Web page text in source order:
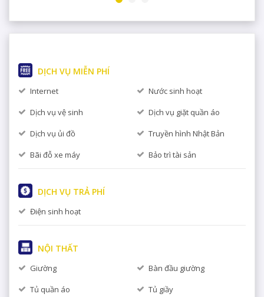
DỊCH VỤ MIỄN PHÍ
Internet
Nước sinh hoạt
Dịch vụ vệ sinh
Dịch vụ giặt quần áo
Dịch vụ ủi đồ
Truyền hình Nhật Bản
Bãi đỗ xe máy
Bảo trì tài sản
DỊCH VỤ TRẢ PHÍ
Điện sinh hoạt
NỘI THẤT
Giường
Bàn đầu giường
Tủ quần áo
Tủ giầy